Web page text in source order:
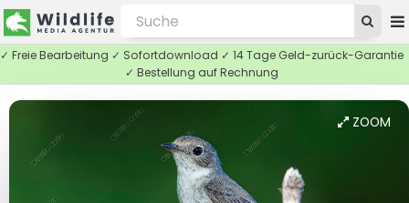
✓ Freie Bearbeitung ✓ Sofortdownload ✓ 14 Tage Geld-zurück-Garantie
✓ Bestellung auf Rechnung
ZOOM